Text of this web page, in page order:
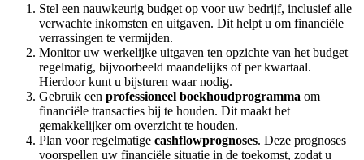
Stel een nauwkeurig budget op voor uw bedrijf, inclusief alle
verwachte inkomsten en uitgaven. Dit helpt u om financiële
verrassingen te vermijden.
Monitor uw werkelijke uitgaven ten opzichte van het budget
regelmatig, bijvoorbeeld maandelijks of per kwartaal.
Hierdoor kunt u bijsturen waar nodig.
Gebruik een professioneel boekhoudprogramma om
financiële transacties bij te houden. Dit maakt het
gemakkelijker om overzicht te houden.
Plan voor regelmatige cashflowprognoses. Deze prognoses
voorspellen uw financiële situatie in de toekomst, zodat u